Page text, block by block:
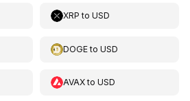
XRP toUSD
DOGEtoUSD
AVAXtoUSD